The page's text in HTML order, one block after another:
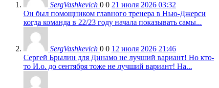
SergVashkevich 0 0 21 июля 2026 03:32
Он был помощником главного тренера в Нью-Джерси
когда команда в 22/23 году начала показывать самы...
SergVashkevich 0 0 12 июля 2026 21:46
Сергей Брылин для Динамо не лучший вариант! Но кто-
то И.о. до сентября тоже не лучший вариант! На...